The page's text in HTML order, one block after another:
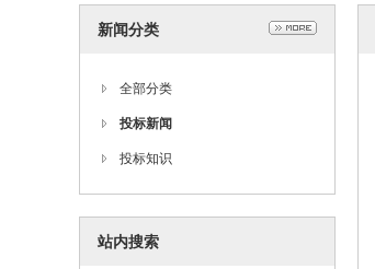
新闻分类
全部分类
投标新闻
投标知识
站内搜索